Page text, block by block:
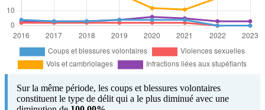
Sur la même période, les coups et blessures volontaires
constituent le type de délit qui a le plus diminué avec une